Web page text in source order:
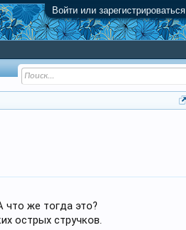
Войти или зарегистрироваться
что же тогда это?
острых стручков.